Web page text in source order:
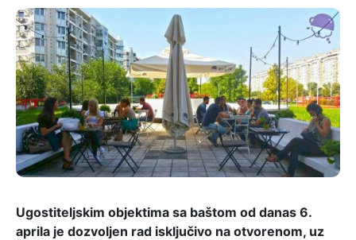
Ugostiteljskim objektima sa baštom od danas 6.
aprila je dozvoljen rad isključivo na otvorenom, uz